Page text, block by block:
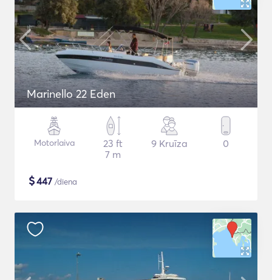
Marinello 22 Eden
Motorlaiva
23 ft
7 m
9 Kruīza 0
$447 /diena